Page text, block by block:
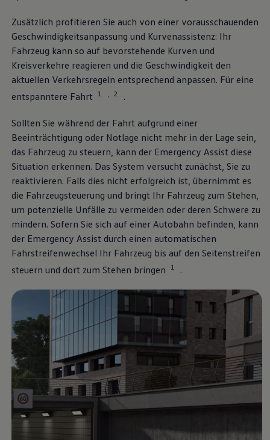
Zusätzlich profitieren Sie auch von einer vorausschauenden
Geschwindigkeitsanpassung und Kurvenassistenz: Ihr
Fahrzeug kann so auf bevorstehende Kurven und
Kreisverkehre reagieren und die Geschwindigkeit den
aktuellen Verkehrsregeln entsprechend anpassen. Für eine
entspanntere Fahrt
1 , 2 .
Sollten Sie während der Fahrt aufgrund einer
Beeinträchtigung oder Notlage nicht mehr in der Lage sein,
das Fahrzeug zu steuern, kann der Emergency Assist diese
Situation erkennen. Das System versucht zunächst, Sie zu
reaktivieren. Falls dies nicht erfolgreich ist, übernimmt es
die Fahrzeugsteuerung und bringt Ihr Fahrzeug zum Stehen,
um potenzielle Unfälle zu vermeiden oder deren Schwere zu
mindern. Sofern Sie sich auf einer Autobahn befinden, kann
der Emergency Assist durch einen automatischen
Fahrstreifenwechsel Ihr Fahrzeug bis auf den Seitenstreifen
steuern und dort zum Stehen bringen
1 .